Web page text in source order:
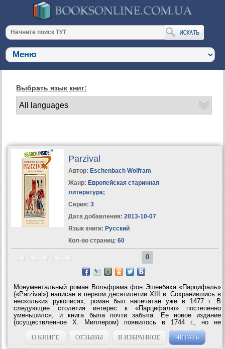
Выбрать язык книг:
Parzival
Автор: Eschenbach Wolfram
Жанр: Европейская старинная
литература;
Серия: 3
Дата добавления: 2013-10-07
Язык книги: Русский
Кол-во страниц: 60
0
Монументальный роман Вольфрама фон Эшенбаха «Парцифаль»
(«Рarzival») написан в первом десятилетии XIII в. Сохранившись в
нескольких рукописях, роман был напечатан уже в 1477 г. В
следующие столетия интерес к «Парцифалю» постепенно
уменьшился, и книга была почти забыта. Ее новое издание
(осуществленное X. Миллером) появилось в 1744 г., но не
привлекло широкого внимания, равно как и пересказ романа
гекзаметрами, выполненный Йоганном Яковом...
О КНИГЕ ОТЗЫВЫ В ИЗБРАННОЕ ЧИТАТЬ